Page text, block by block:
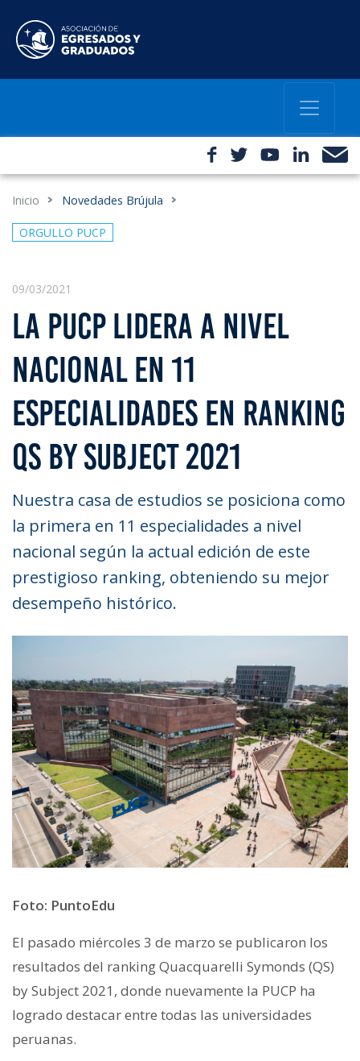
Inicio Novedades Brújula
ORGULLO PUCP
09/03/2021
LA PUCP LIDERA A NIVEL
NACIONAL EN 11
ESPECIALIDADES EN RANKING
QS BY SUBJECT 2021
Nuestra casa de estudios se posiciona como
la primera en 11 especialidades a nivel
nacional según la actual edición de este
prestigioso ranking, obteniendo su mejor
desempeño histórico.
Foto: PuntoEdu
El pasado miércoles 3 de marzo se publicaron los
resultados del ranking Quacquarelli Symonds (QS)
by Subject 2021, donde nuevamente la PUCP ha
logrado destacar entre todas las universidades
peruanas.